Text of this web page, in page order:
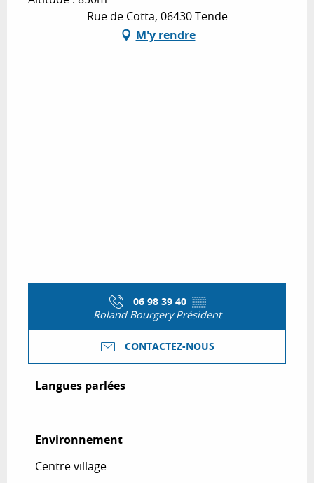
Rue de Cotta, 06430 Tende
M'y rendre
06 98 39 40 ▒▒
Roland Bourgery Président
CONTACTEZ-NOUS
Langues parlées
Langues parlées
Environnement
Environnement
Centre village